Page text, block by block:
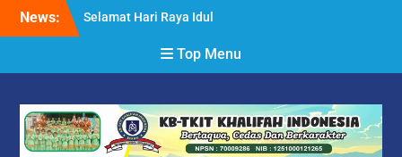
News:
Selamat Hari Raya Idul
SELAMAT DAN SUKSES
SISWA/I TKIT KHALIFAH
Selamat Tahun Baru Islam
1 Muharram 1448 H
Top Menu